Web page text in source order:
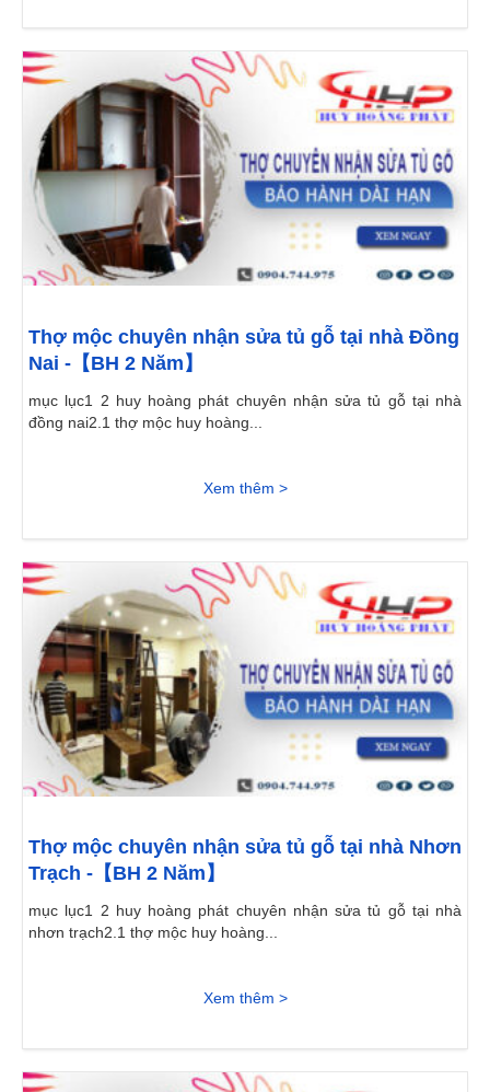
Thợ mộc chuyên nhận sửa tủ gỗ tại nhà Đồng
Nai -【BH 2 Năm】
mục lục1 2 huy hoàng phát chuyên nhận sửa tủ gỗ tại nhà
đồng nai2.1 thợ mộc huy hoàng...
Xem thêm >
Thợ mộc chuyên nhận sửa tủ gỗ tại nhà Nhơn
Trạch -【BH 2 Năm】
mục lục1 2 huy hoàng phát chuyên nhận sửa tủ gỗ tại nhà
nhơn trạch2.1 thợ mộc huy hoàng...
Xem thêm >